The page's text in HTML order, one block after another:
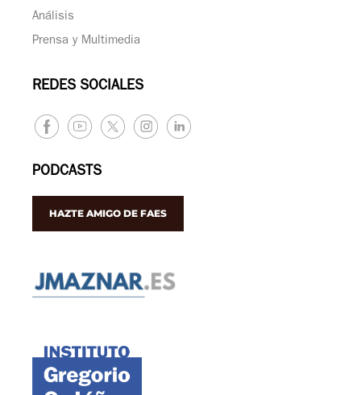
Análisis
Prensa y Multimedia
REDES SOCIALES
PODCASTS
HAZTE AMIGO DE FAES